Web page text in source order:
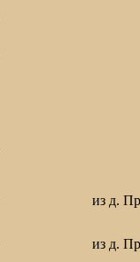
из д.
из д.